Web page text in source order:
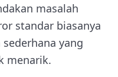
masalah
standar biasanya
yang
menarik.